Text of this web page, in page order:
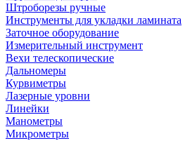
Штроборезы ручные
Инструменты для укладки ламината
Заточное оборудование
Измерительный инструмент
Вехи телескопические
Дальномеры
Курвиметры
Лазерные уровни
Линейки
Манометры
Микрометры